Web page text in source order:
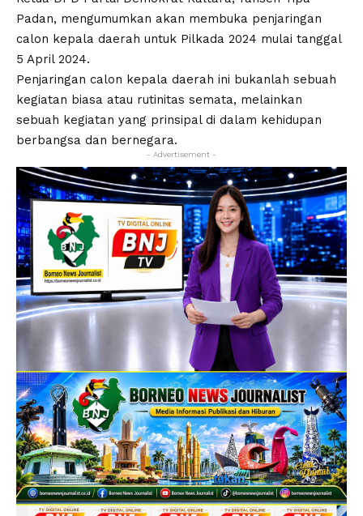
Padan, mengumumkan akan membuka penjaringan
calon kepala daerah untuk Pilkada 2024 mulai tanggal
5 April 2024.
Penjaringan calon kepala daerah ini bukanlah sebuah
kegiatan biasa atau rutinitas semata, melainkan
sebuah kegiatan yang prinsipal di dalam kehidupan
berbangsa dan bernegara.
- Advertisement -